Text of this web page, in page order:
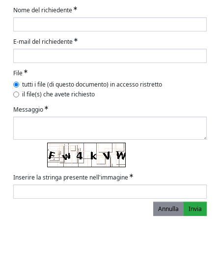
Nome del richiedente
E-mail del richiedente
File
tutti i file (di questo documento) in accesso ristretto
il file(s) che avete richiesto
Messaggio
Inserire la stringa presente nell'immagine
Annulla Invia